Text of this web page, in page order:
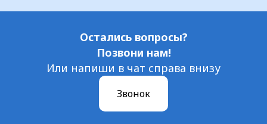
Остались вопросы?
Позвони нам!
Или напиши в чат справа внизу
Звонок